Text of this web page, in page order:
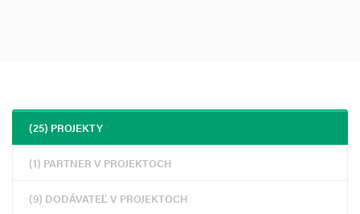
(25) PROJEKTY
(1) PARTNER V PROJEKTOCH
(9) DODÁVATEĽ V PROJEKTOCH